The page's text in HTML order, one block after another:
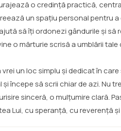
o credință practică,
un spațiu personal pentru
să îți ordonezi gândurile și
o mărturie scrisă a umblării
vrei un loc simplu și dedicat în
și începe să scrii chiar de azi. Nu
sinceră, o mulțumire clară.
Lui, cu speranță, cu reverență